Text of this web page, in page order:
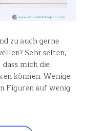
zu auch gerne
Sehr selten,
mich die
können. Wenige
Figuren auf wenig